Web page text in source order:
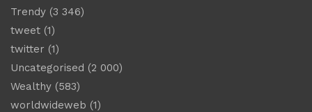
Trendy (3 346)
tweet (1)
twitter (1)
Uncategorised (2 000)
Wealthy (583)
worldwideweb (1)